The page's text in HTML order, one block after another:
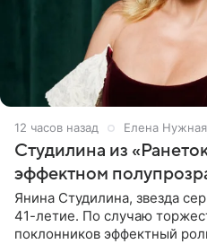
12 часов назад Елена Нужная
Студилина из
эффектном
Янина Студилина, звезда
41-летие. По случаю
поклонников эффектный